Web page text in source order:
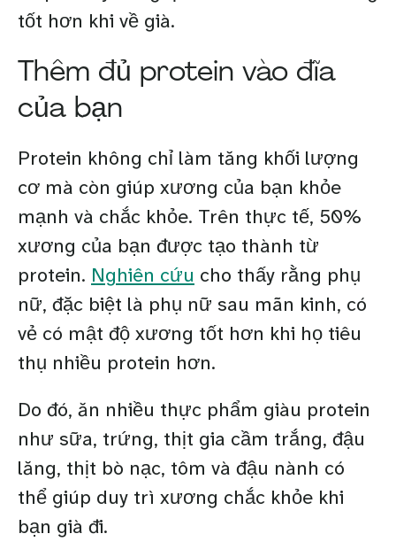
tốt hơn khi về già.
Thêm đủ protein vào đĩa
của bạn
Protein không chỉ làm tăng khối lượng
cơ mà còn giúp xương của bạn khỏe
mạnh và chắc khỏe. Trên thực tế, 50%
xương của bạn được tạo thành từ
protein. Nghiên cứu cho thấy rằng phụ
nữ, đặc biệt là phụ nữ sau mãn kinh, có
vẻ có mật độ xương tốt hơn khi họ tiêu
thụ nhiều protein hơn.
Do đó, ăn nhiều thực phẩm giàu protein
như sữa, trứng, thịt gia cầm trắng, đậu
lăng, thịt bò nạc, tôm và đậu nành có
thể giúp duy trì xương chắc khỏe khi
bạn già đi.